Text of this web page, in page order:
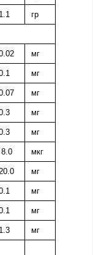
1.1 гр
мг
мг
мг
мг
мг
8.0 мкг
мг
мг
мг
1.3 мг